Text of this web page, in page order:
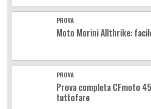
PROVA
Moto Morini Allthrike:
PROVA
Prova completa CFmoto
tuttofare